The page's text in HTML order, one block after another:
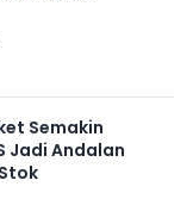
Semakin
Jadi Andalan